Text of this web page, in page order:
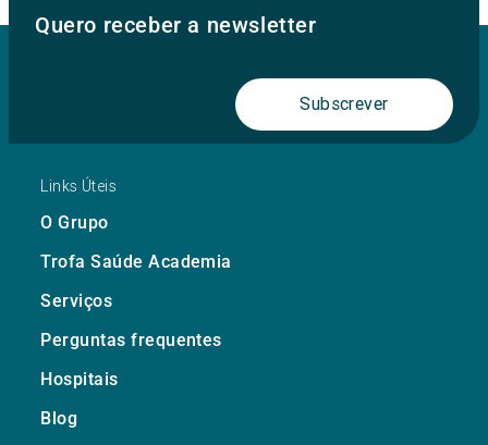
Quero receber a newsletter
Subscrever
Links Úteis
O Grupo
Trofa Saúde Academia
Serviços
Perguntas frequentes
Hospitais
Blog